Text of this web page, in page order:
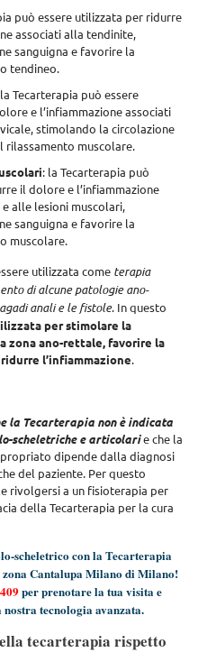
può essere utilizzata per ridurre
associati alla tendinite,
sanguigna e favorire la
tendineo.
Tecarterapia può essere
e l’infiammazione associati
stimolando la circolazione
rilassamento muscolare.
: la Tecarterapia può
il dolore e l’infiammazione
alle lesioni muscolari,
sanguigna e favorire la
muscolare.
utilizzata come terapia
di alcune patologie ano-
anali e le fistole. In questo
per stimolare la
zona ano-rettale, favorire la
l’infiammazione.
la Tecarterapia non è indicata
scheletriche e articolarie che la
dipende dalla diagnosi
del paziente. Per questo
rivolgersi a un fisioterapia per
della Tecarterapia per la cura
scheletrico con la Tecarterapia
Cantalupa Milano di Milano!
per prenotare la tua visita e
tecnologia avanzata.
tecarterapia rispetto